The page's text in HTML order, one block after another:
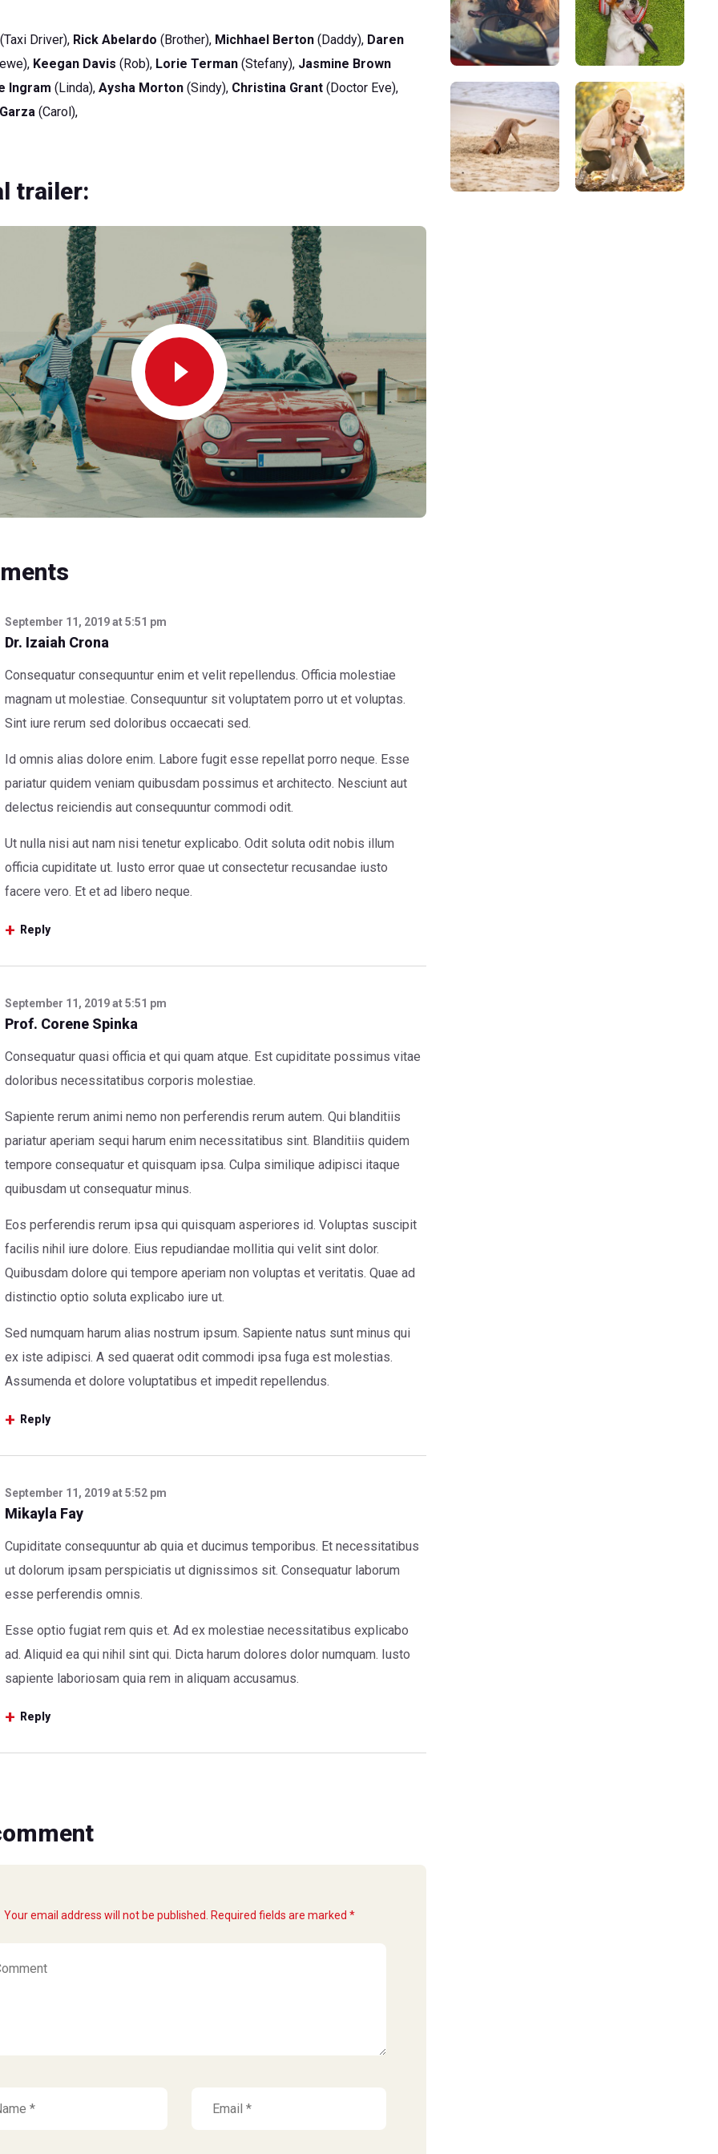
Driver), Rick Abelardo (Brother), Michhael Berton (Daddy), Daren
Keegan Davis (Rob), Lorie Terman (Stefany), Jasmine Brown
Ingram (Linda),Aysha Morton (Sindy), Christina Grant (Doctor Eve),
(Carol),
trailer:
September 11, 2019at5:51 pm
Dr. Izaiah Crona
Consequatur consequuntur enim et velit repellendus. Officia molestiae
magnam ut molestiae. Consequuntur sit voluptatem porro ut et voluptas.
Sint iure rerum sed doloribus occaecati sed.
Id omnis alias dolore enim. Labore fugit esse repellat porro neque. Esse
pariatur quidem veniam quibusdam possimus et architecto. Nesciunt aut
delectus reiciendis aut consequuntur commodi odit.
Ut nulla nisi aut nam nisi tenetur explicabo. Odit soluta odit nobis illum
officia cupiditate ut. Iusto error quae ut consectetur recusandae iusto
facere vero. Et et ad libero neque.
Reply
September 11, 2019at5:51 pm
Prof. Corene Spinka
Consequatur quasi officia et qui quam atque. Est cupiditate possimus vitae
doloribus necessitatibus corporis molestiae.
Sapiente rerum animi nemo non perferendis rerum autem. Qui blanditiis
pariatur aperiam sequi harum enim necessitatibus sint. Blanditiis quidem
tempore consequatur et quisquam ipsa. Culpa similique adipisci itaque
quibusdam ut consequatur minus.
Eos perferendis rerum ipsa qui quisquam asperiores id. Voluptas suscipit
facilis nihil iure dolore. Eius repudiandae mollitia qui velit sint dolor.
Quibusdam dolore qui tempore aperiam non voluptas et veritatis. Quae ad
distinctio optio soluta explicabo iure ut.
Sed numquam harum alias nostrum ipsum. Sapiente natus sunt minus qui
ex iste adipisci. A sed quaerat odit commodi ipsa fuga est molestias.
Assumenda et dolore voluptatibus et impedit repellendus.
Reply
September 11, 2019at5:52 pm
Mikayla Fay
Cupiditate consequuntur ab quia et ducimus temporibus. Et necessitatibus
ut dolorum ipsam perspiciatis ut dignissimos sit. Consequatur laborum
esse perferendis omnis.
Esse optio fugiat rem quis et. Ad ex molestiae necessitatibus explicabo
ad. Aliquid ea qui nihil sint qui. Dicta harum dolores dolor numquam. Iusto
sapiente laboriosam quia rem in aliquam accusamus.
Reply
Your email address will not be published. Required fields are marked *